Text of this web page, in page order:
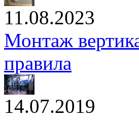
11.08.2023
Монтаж
правила
14.07.2019